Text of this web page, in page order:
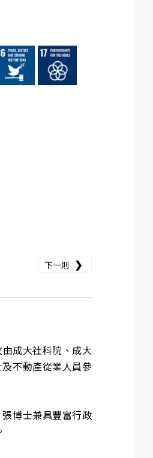
下一則 ❯
成大社科院、成大
不動產從業人員參
博士兼具豐富行政